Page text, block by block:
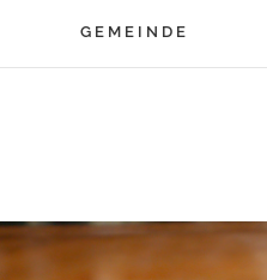
GEMEINDE